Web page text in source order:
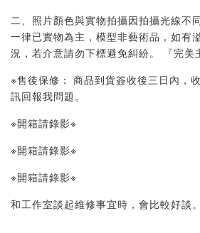
二、照片顏色與實物拍攝因拍攝光線不
一律已實物為主，模型非藝術品，如有
況，若介意請勿下標避免糾紛。 『完美
※售後保修： 商品到貨簽收後三日內，
訊回報我問題。
※開箱請錄影※
※開箱請錄影※
※開箱請錄影※
和工作室談起維修事宜時，會比較好談